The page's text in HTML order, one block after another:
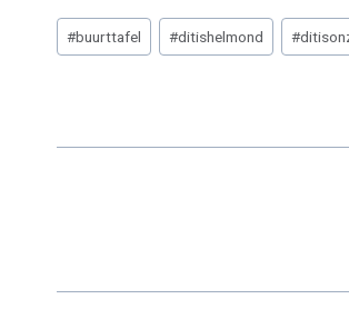
R
O
Bericht
tags:
#buurttafel #ditishelmond #